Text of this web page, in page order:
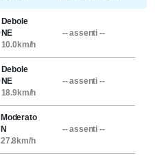
Debole
NE
10.0km/h
-- assenti --
Debole
NE
18.9km/h
-- assenti --
Moderato
N
27.8km/h
-- assenti --